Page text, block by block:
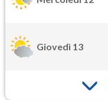
Giovedì 13